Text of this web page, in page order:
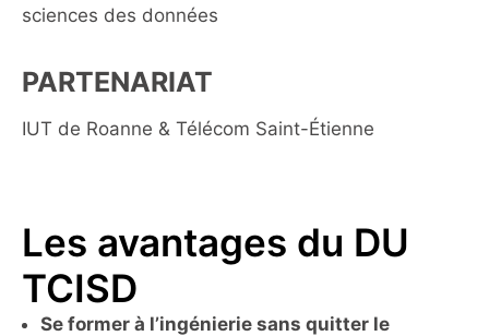
sciences des données
PARTENARIAT
IUT de Roanne & Télécom Saint-Étienne
Les avantages du DU
TCISD
Se former à l’ingénierie sans quitter le